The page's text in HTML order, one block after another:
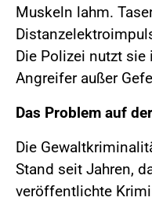
Muskeln lahm.
Die Polizei nutzt sie
Angreifer außer
Das Problem auf
Die
Stand seit Jahren,
veröffentlichte